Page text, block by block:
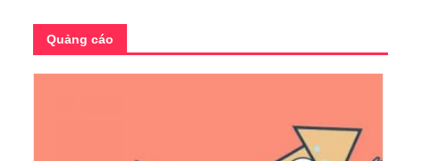
Quảng cáo